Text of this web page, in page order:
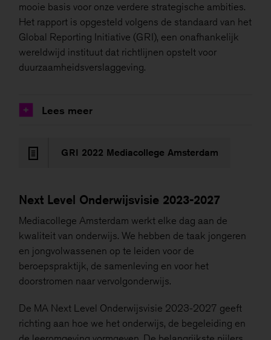
mooie basis voor onze verdere strategische ambities.
Het rapport is opgesteld volgens de standaard van het
Global Reporting Initiative (GRI), een onafhankelijk
wereldwijd instituut dat richtlijnen opstelt voor
duurzaamheidsverslaggeving.
+ Lees meer
GRI 2022 Mediacollege Amsterdam
Next Level Onderwijsvisie 2023-2027
Mediacollege Amsterdam werkt elke dag aan de
kwaliteit van onderwijs. We hebben de taak jongeren
en jongvolwassenen op te leiden voor de
beroepspraktijk, de samenleving en voor het
doorstromen naar vervolgonderwijs.
De MA Next Level Onderwijsvisie 2023-2027 geeft
richting aan hoe we het onderwijs, de begeleiding en